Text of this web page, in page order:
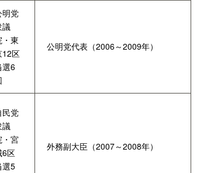
明党
議
・東
12区
選6
公明党代表（2006～2009年）
民党
議
・宮
6区
選5
外務副大臣（2007～2008年）